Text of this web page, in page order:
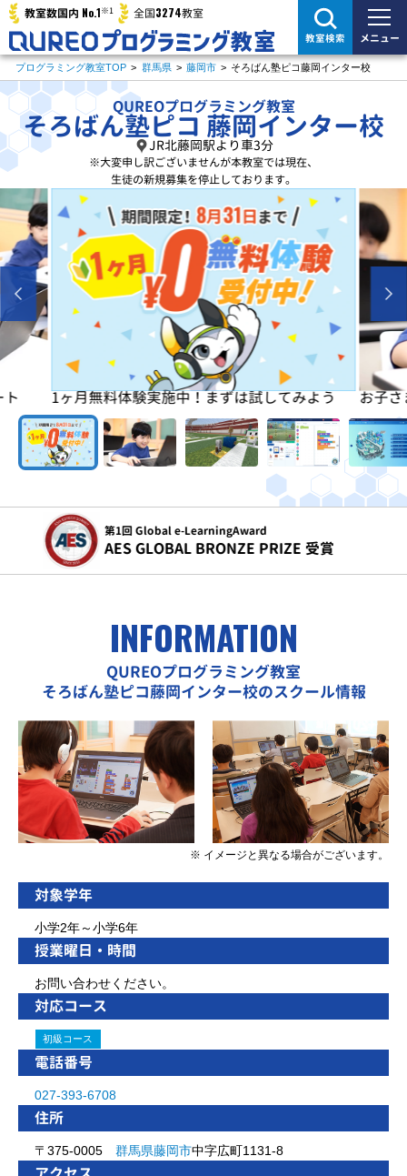
教室数国内 No.1※1 全国3274教室
教室検索 メニュー
プログラミング教室TOP > 群馬県 > 藤岡市 > そろばん塾ピコ藤岡インター校
QUREOプログラミング教室
そろばん塾ピコ 藤岡インター校
JR北藤岡駅より車3分
※大変申し訳ございませんが本教室では現在、
生徒の新規募集を停止しております。
う お子さまの「楽しい」を学びの原動力に！ 初め
令和5年度
文部科学省 こども霞が関見学デー 参画
INFORMATION
QUREOプログラミング教室
そろばん塾ピコ藤岡インター校のスクール情報
※ イメージと異なる場合がございます。
対象学年
小学2年～小学6年
授業曜日・時間
お問い合わせください。
対応コース
初級コース
電話番号
027-393-6708
住所
〒375-0005 群馬県藤岡市中字広町1131-8